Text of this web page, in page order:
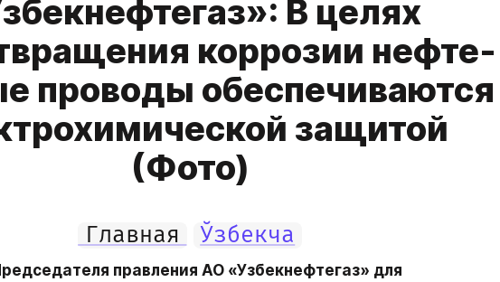
В целях
коррозии нефте-
проводы обеспечиваются
защитой
(Фото)
Главная Ўзбекча
правления АО «Узбекнефтегаз» для